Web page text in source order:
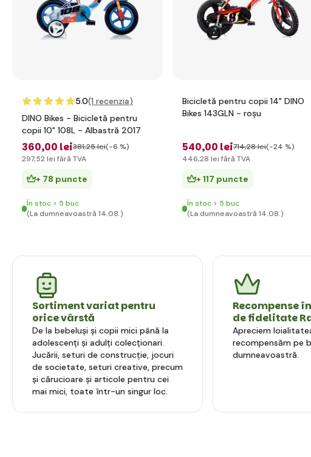
5.0(1 recenzia)
DINO Bikes - Bicicletă pentru
copii 10" 108L - Albastră 2017
360,00 lei381,25 lei(-6 %)
297,52 lei fără TVA
+ 78 puncte
În stoc > 5 buc
(La dumneavoastră 14.08.)
Bicicletă pentru copii 14" DINO
Bikes 143GLN - roșu
540,00 lei714,28 lei(-24 %)
446,28 lei fără TVA
+ 117 puncte
În stoc > 5 buc
(La dumneavoastră 14.08.)
Sortiment variat pentru
orice vârstă
De la bebeluși și copii mici până la
adolescenți și adulți colecționari.
Jucării, seturi de construcție, jocuri
de societate, seturi creative, precum
și cărucioare și articole pentru cei
mai mici, toate într-un singur loc.
Recompense
de fidelitate
Apreciem
recompensăm pe
dumneavoastră.